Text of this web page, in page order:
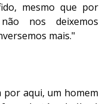
mesmo que por
nos deixemos
mais."
por aqui, um homem